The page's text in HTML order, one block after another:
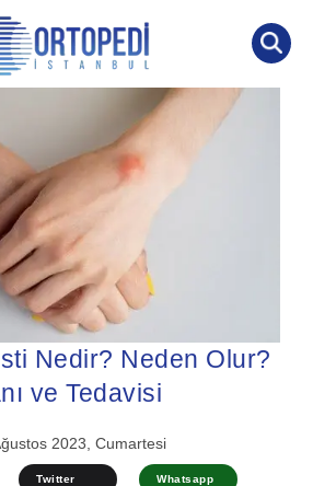
53 77
PATIENT
↓
Nedir? Neden Olur?
ve Tedavisi
2023, Cumartesi
Twitter Whatsapp